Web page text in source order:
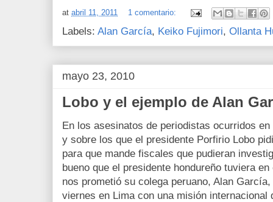
at abril 11, 2011 1 comentario:
Labels: Alan García, Keiko Fujimori, Ollanta
mayo 23, 2010
Lobo y el ejemplo de Alan
En los asesinatos de periodistas ocurridos
y sobre los que el presidente Porfirio Lobo
para que mande fiscales que pudieran
bueno que el presidente hondureño tuviera
nos prometió su colega peruano, Alan
viernes en Lima con una misión internacional